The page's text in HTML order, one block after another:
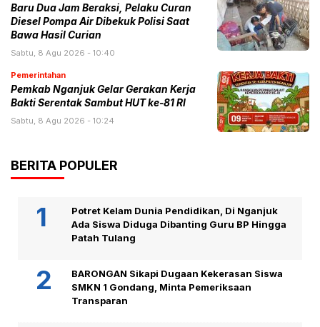
Baru Dua Jam Beraksi, Pelaku Curan
Diesel Pompa Air Dibekuk Polisi Saat
Bawa Hasil Curian
Sabtu, 8 Agu 2026 - 10:40
Pemerintahan
Pemkab Nganjuk Gelar Gerakan Kerja
Bakti Serentak Sambut HUT ke-81 RI
Sabtu, 8 Agu 2026 - 10:24
BERITA POPULER
Potret Kelam Dunia Pendidikan, Di Nganjuk
Ada Siswa Diduga Dibanting Guru BP Hingga
Patah Tulang
BARONGAN Sikapi Dugaan Kekerasan Siswa
SMKN 1 Gondang, Minta Pemeriksaan
Transparan